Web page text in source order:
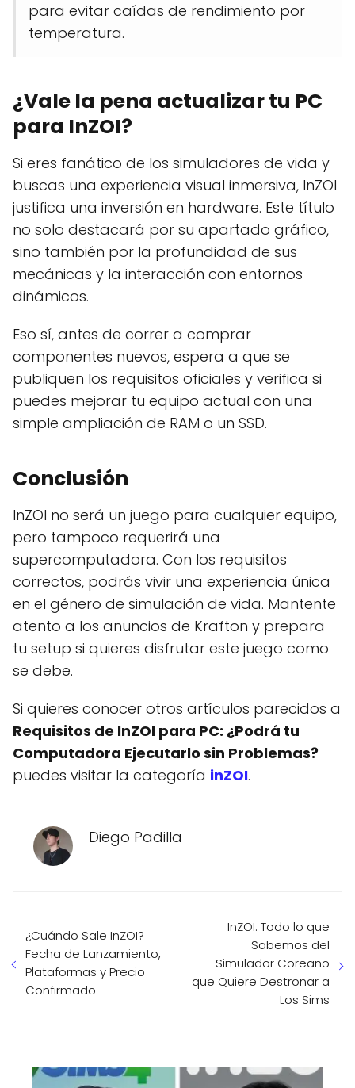
para evitar caídas de rendimiento por
temperatura.
¿Vale la pena actualizar tu PC
para InZOI?
Si eres fanático de los simuladores de vida y
buscas una experiencia visual inmersiva, InZOI
justifica una inversión en hardware. Este título
no solo destacará por su apartado gráfico,
sino también por la profundidad de sus
mecánicas y la interacción con entornos
dinámicos.
Eso sí, antes de correr a comprar
componentes nuevos, espera a que se
publiquen los requisitos oficiales y verifica si
puedes mejorar tu equipo actual con una
simple ampliación de RAM o un SSD.
Conclusión
InZOI no será un juego para cualquier equipo,
pero tampoco requerirá una
supercomputadora. Con los requisitos
correctos, podrás vivir una experiencia única
en el género de simulación de vida. Mantente
atento a los anuncios de Krafton y prepara
tu setup si quieres disfrutar este juego como
se debe.
Si quieres conocer otros artículos parecidos a
Requisitos de InZOI para PC: ¿Podrá tu
Computadora Ejecutarlo sin Problemas?
puedes visitar la categoría inZOI.
Diego Padilla
¿Cuándo Sale InZOI?
Fecha de Lanzamiento,
Plataformas y Precio
Confirmado
InZOI: Todo lo que
Sabemos del
Simulador Coreano
que Quiere Destronar a
Los Sims